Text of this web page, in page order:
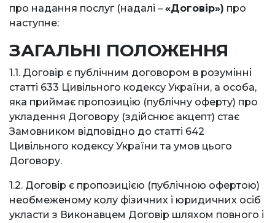
про надання послуг (надалі – «Договір») про
наступне:
ЗАГАЛЬНІ ПОЛОЖЕННЯ
1.1. Договір є публічним договором в розумінні
статті 633 Цивільного кодексу України, а особа,
яка приймає пропозицію (публічну оферту) про
укладення Договору (здійснює акцепт) стає
Замовником відповідно до статті 642
Цивільного кодексу України та умов цього
Договору.
1.2. Договір є пропозицією (публічною офертою)
необмеженому колу фізичних і юридичних осіб
укласти з Виконавцем Договір шляхом повного і